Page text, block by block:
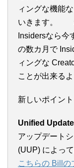
ィングな機能
いきます。
Insidersなら
の数カ月で
ィングな
ことが出来る
新しいポイン
Unified
アップデート
(UUP) によっ
こちらの Billの